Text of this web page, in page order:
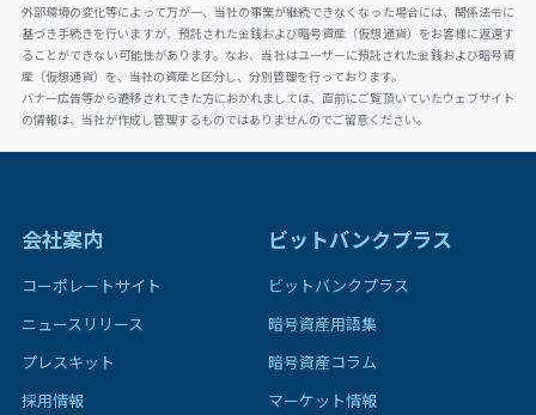
外部環境の変化等によって万が一、当社の事業が継続できなくなった場合には、関係法令に
基づき手続きを行いますが、預託された金銭および暗号資産（仮想通貨）をお客様に返還す
ることができない可能性があります。なお、当社はユーザーに預託された金銭および暗号資
産（仮想通貨）を、当社の資産と区分し、分別管理を行っております。
バナー広告等から遷移されてきた方におかれましては、直前にご覧頂いていたウェブサイト
の情報は、当社が作成し管理するものではありませんのでご留意ください。
会社案内
コーポレートサイト
ニュースリリース
プレスキット
採用情報
ビットバンクプラス
ビットバンクプラス
暗号資産用語集
暗号資産コラム
マーケット情報